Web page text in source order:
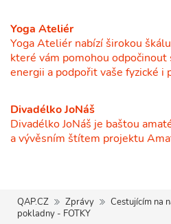
Yoga Ateliér
Yoga Ateliér nabízí širokou
které vám pomohou odpočinout
energii a podpořit vaše fyzické i
Divadélko JoNáš
Divadélko JoNáš je baštou
a vývěsním štítem projektu
QAP.CZ Zprávy
Cestujícím na
pokladny - FOTKY